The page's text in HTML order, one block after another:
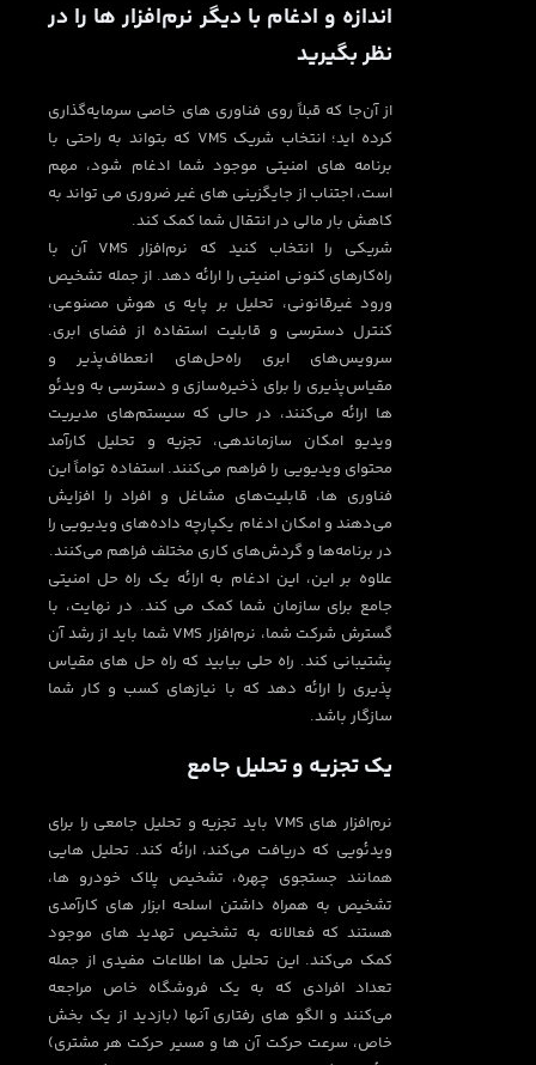
اندازه و ادغام با دیگر نرم‌افزار ها را در
نظر بگیرید
از آن‌جا که قبلاً روی فناوری های خاصی سرمایه‌گذاری
کرده اید؛ انتخاب شریک VMS که بتواند به راحتی با
برنامه های امنیتی موجود شما ادغام شود، مهم
است، اجتناب از جایگزینی های غیر ضروری می تواند به
کاهش بار مالی در انتقال شما کمک کند.
شریکی را انتخاب کنید که نرم‌افزار VMS آن با
راه‌کار‌های کنونی امنیتی را ارائه دهد. از جمله تشخیص
ورود غیرقانونی، تحلیل بر پایه ی هوش مصنوعی،
کنترل دسترسی و قابلیت استفاده از فضای ابری.
سرویس‌های ابری راه‌حل‌های انعطاف‌پذیر و
مقیاس‌پذیری را برای ذخیره‌سازی و دسترسی به ویدئو
ها ارائه می‌کنند، در حالی که سیستم‌های مدیریت
ویدیو امکان سازماندهی، تجزیه و تحلیل کارآمد
محتوای ویدیویی را فراهم می‌کنند. استفاده تواماً این
فناوری ها، قابلیت‌های مشاغل و افراد را افزایش
می‌دهند و امکان ادغام یکپارچه داده‌های ویدیویی را
در برنامه‌ها و گردش‌های کاری مختلف فراهم می‌کنند.
علاوه بر این، این ادغام به ارائه یک راه حل امنیتی
جامع برای سازمان شما کمک می کند. در نهایت، با
گسترش شرکت شما، نرم‌افزار VMS شما باید از رشد آن
پشتیبانی کند. راه حلی بیابید که راه حل های مقیاس
پذیری را ارائه دهد که با نیازهای کسب و کار شما
سازگار باشد.
یک تجزیه و تحلیل جامع
نرم‌افزار های VMS باید تجزیه و تحلیل جامعی را برای
ویدئویی که دریافت می‌کند، ارائه کند. تحلیل هایی
همانند جستجوی چهره، تشخیص پلاک خودرو ها،
تشخیص به همراه داشتن اسلحه ابزار های کارآمدی
هستند که فعالانه به تشخیص تهدید های موجود
کمک می‌کند. این تحلیل ها اطلاعات مفیدی از جمله
تعداد افرادی که به یک فروشگاه خاص مراجعه
می‌کنند و الگو های رفتاری آنها (بازدید از یک بخش
خاص، سرعت حرکت آن ها و مسیر حرکت هر مشتری)